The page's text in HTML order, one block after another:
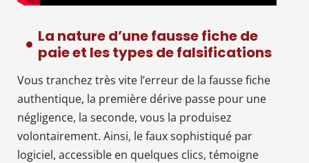
La nature d’une fausse fiche de
paie et les types de falsifications
Vous tranchez très vite l’erreur de la fausse fiche
authentique, la première dérive passe pour une
négligence, la seconde, vous la produisez
volontairement. Ainsi, le faux sophistiqué par
logiciel, accessible en quelques clics, témoigne